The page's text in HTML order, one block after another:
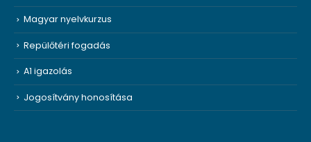
Magyar nyelvkurzus
Repülőtéri fogadás
A1 igazolás
Jogosítvány honosítása